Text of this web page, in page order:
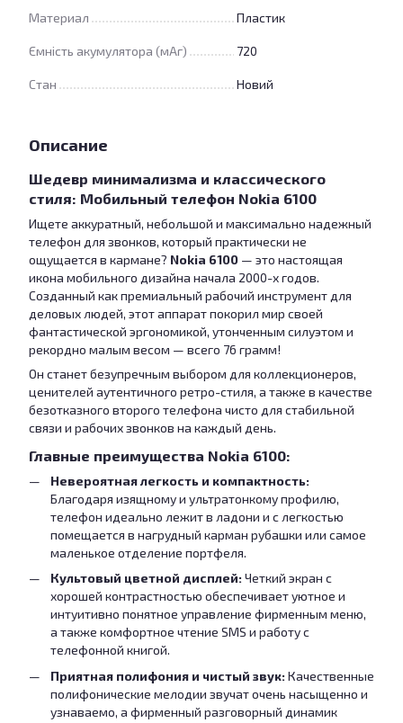
Материал Пластик
Ємність акумулятора (мАг) 720
Стан Новий
Описание
Шедевр минимализма и классического
стиля: Мобильный телефон Nokia 6100
Ищете аккуратный, небольшой и максимально надежный
телефон для звонков, который практически не
ощущается в кармане? Nokia 6100 — это настоящая
икона мобильного дизайна начала 2000-х годов.
Созданный как премиальный рабочий инструмент для
деловых людей, этот аппарат покорил мир своей
фантастической эргономикой, утонченным силуэтом и
рекордно малым весом — всего 76 грамм!
Он станет безупречным выбором для коллекционеров,
ценителей аутентичного ретро-стиля, а также в качестве
безотказного второго телефона чисто для стабильной
связи и рабочих звонков на каждый день.
Главные преимущества Nokia 6100:
Невероятная легкость и компактность:
Благодаря изящному и ультратонкому профилю,
телефон идеально лежит в ладони и с легкостью
помещается в нагрудный карман рубашки или самое
маленькое отделение портфеля.
Культовый цветной дисплей: Четкий экран с
хорошей контрастностью обеспечивает уютное и
интуитивно понятное управление фирменным меню,
а также комфортное чтение SMS и работу с
телефонной книгой.
Приятная полифония и чистый звук: Качественные
полифонические мелодии звучат очень насыщенно и
узнаваемо, а фирменный разговорный динамик